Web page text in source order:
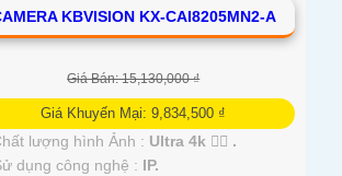
KBVISION KX-CAI8205MN2-A
Giá Bán: 15,130,000 ₫
Giá Khuyến Mại: 9,834,500 ₫
lượng hình Ảnh : Ultra 4k 👍🏾 .
dụng công nghệ : IP.